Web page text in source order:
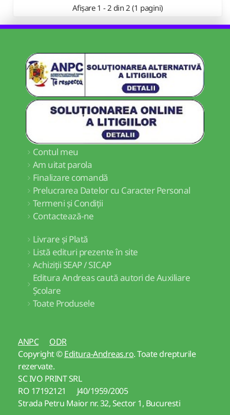
Afișare 1 - 2 din 2 (1 pagini)
Contul meu
Am uitat parola
Finalizare comandă
Prelucrarea Datelor cu Caracter Personal
Termeni și Condiții
Contactează-ne
Livrare și Plată
Listă edituri prezente în site
Achiziții SEAP / SICAP
Editura Andreas caută autori de Auxiliare
Școlare
Toate Produsele
ANPC
ODR
Copyright ©Editura-Andreas.ro. Toate drepturile
rezervate.
SC IVO PRINT SRL
RO 17192121 J40/1959/2005
Strada Petru Maior nr. 32, Sector 1, Bucuresti